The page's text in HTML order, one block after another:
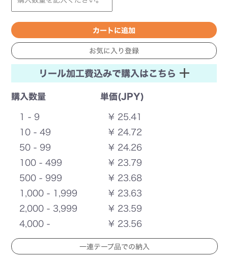
リール加工費込みで購入はこちら
購入数量 単価(JPY)
1 - 9
¥ 25.41
10 - 49
¥ 24.72
50 - 99
¥ 24.26
100 - 499
¥ 23.79
500 - 999
¥ 23.68
1,000 - 1,999
¥ 23.63
2,000 - 3,999
¥ 23.59
4,000 -
¥ 23.56
一連テープ品での納入